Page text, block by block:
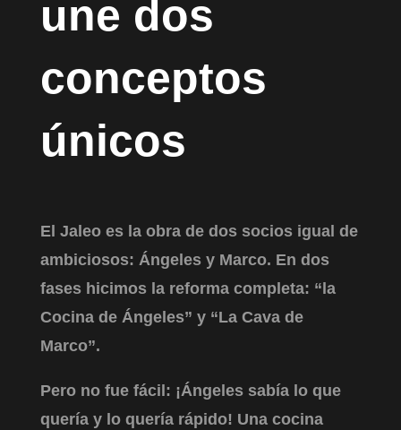
une dos
conceptos
únicos
El Jaleo es la obra de dos socios igual de
ambiciosos: Ángeles y Marco. En dos
fases hicimos la reforma completa: “la
Cocina de Ángeles” y “La Cava de
Marco”.
Pero no fue fácil: ¡Ángeles sabía lo que
quería y lo quería rápido! Una cocina